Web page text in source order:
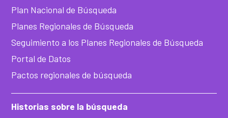
Plan Nacional de Búsqueda
Planes Regionales de Búsqueda
Seguimiento a los Planes Regionales de Búsqueda
Portal de Datos
Pactos regionales de búsqueda
Historias sobre la búsqueda